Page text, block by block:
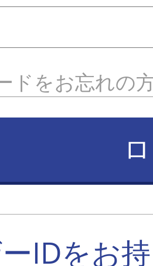
ドをお忘れの
IDをお